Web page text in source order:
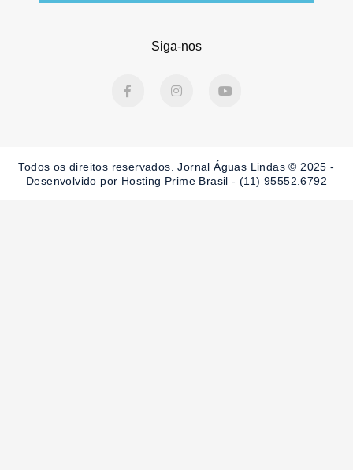
Siga-nos
a
k
-
n
a
m
o
Todos os direitos reservados. Jornal Águas Lindas © 2025 -
Desenvolvido por Hosting Prime Brasil - (11) 95552.6792